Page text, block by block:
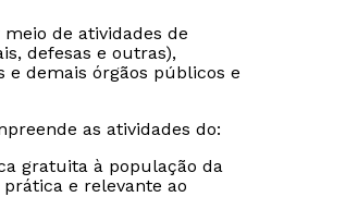
de atividades de
defesas e outras),
e demais órgãos públicos e
as atividades do:
gratuita à população da
e relevante ao